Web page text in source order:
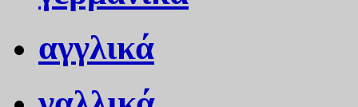
αγγλικά